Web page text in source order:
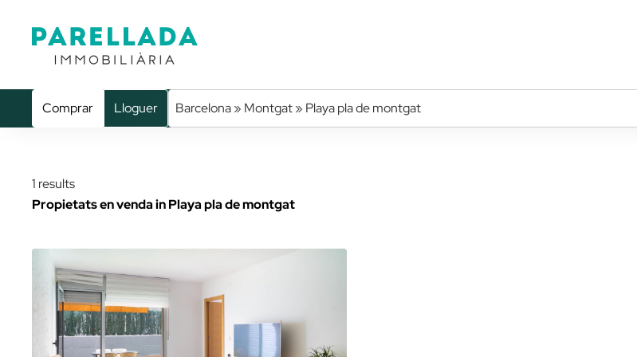
Comprar Lloguer Barcelona » Montgat » Playa pla de montgat
1 results
Propietats en venda in Playa pla de montgat